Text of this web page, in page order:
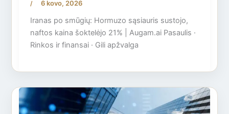
/ 6 kovo, 2026
Iranas po smūgių: Hormuzo sąsiauris sustojo,
naftos kaina šoktelėjo 21% | Augam.ai Pasaulis ·
Rinkos ir finansai · Gili apžvalga